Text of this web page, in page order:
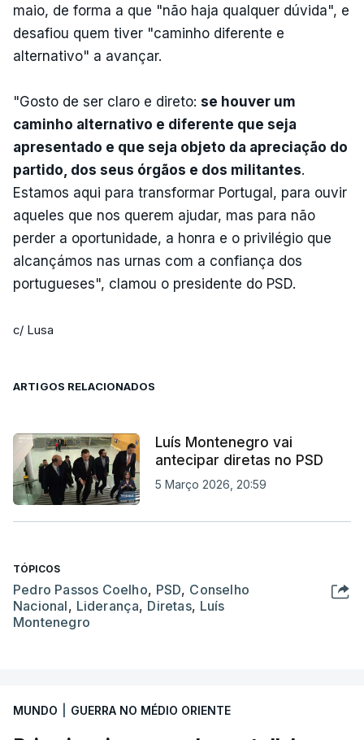
maio, de forma a que "não haja qualquer dúvida", e
desafiou quem tiver "caminho diferente e
alternativo" a avançar.
"Gosto de ser claro e direto: se houver um
caminho alternativo e diferente que seja
apresentado e que seja objeto da apreciação do
partido, dos seus órgãos e dos militantes.
Estamos aqui para transformar Portugal, para ouvir
aqueles que nos querem ajudar, mas para não
perder a oportunidade, a honra e o privilégio que
alcançámos nas urnas com a confiança dos
portugueses", clamou o presidente do PSD.
c/ Lusa
ARTIGOS RELACIONADOS
Luís Montenegro vai
antecipar diretas no PSD
5 Março 2026, 20:59
TÓPICOS
Pedro Passos Coelho, PSD, Conselho
Nacional, Liderança, Diretas, Luís
Montenegro
MUNDO GUERRA NO MÉDIO ORIENTE